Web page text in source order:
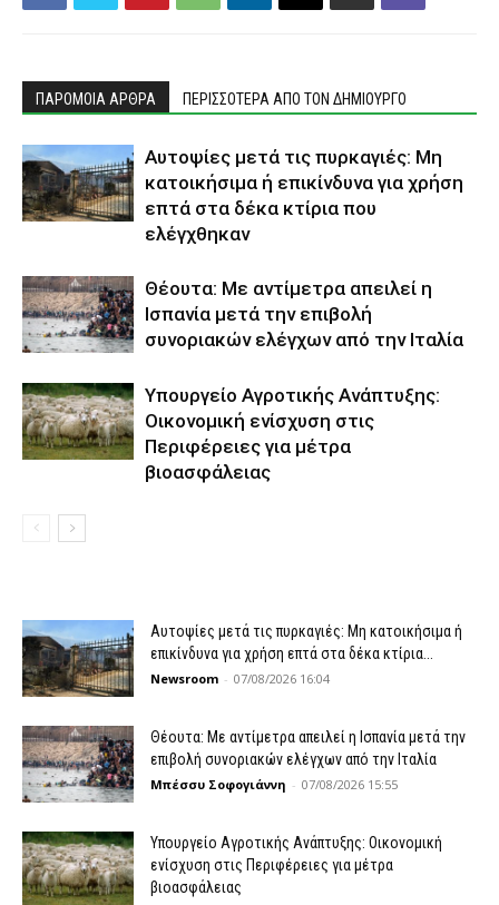
ΠΑΡΟΜΟΙΑ ΑΡΘΡΑ ΠΕΡΙΣΣΟΤΕΡΑ ΑΠΟ ΤΟΝ ΔΗΜΙΟΥΡΓΟ
Αυτοψίες μετά τις πυρκαγιές: Μη
κατοικήσιμα ή επικίνδυνα για χρήση
επτά στα δέκα κτίρια που
ελέγχθηκαν
Θέουτα: Με αντίμετρα απειλεί η
Ισπανία μετά την επιβολή
συνοριακών ελέγχων από την Ιταλία
Υπουργείο Αγροτικής Ανάπτυξης:
Οικονομική ενίσχυση στις
Περιφέρειες για μέτρα
βιοασφάλειας
Αυτοψίες μετά τις πυρκαγιές: Μη κατοικήσιμα ή
επικίνδυνα για χρήση επτά στα δέκα κτίρια...
Newsroom - 07/08/2026 16:04
Θέουτα: Με αντίμετρα απειλεί η Ισπανία μετά την
επιβολή συνοριακών ελέγχων από την Ιταλία
Μπέσσυ Σοφογιάννη - 07/08/2026 15:55
Υπουργείο Αγροτικής Ανάπτυξης: Οικονομική
ενίσχυση στις Περιφέρειες για μέτρα
βιοασφάλειας